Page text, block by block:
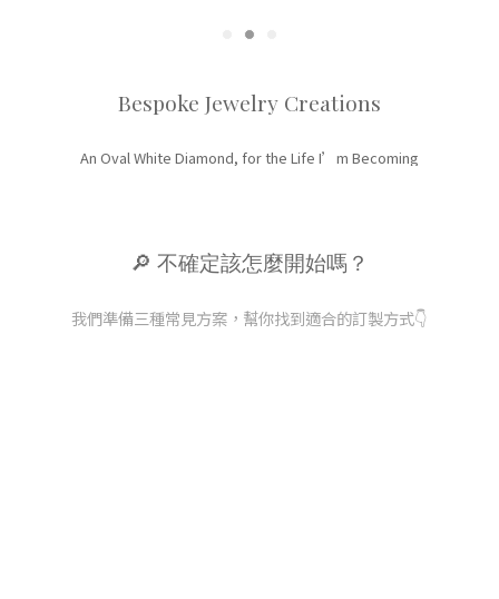
Bespoke Jewelry Creations
An Oval White Diamond, for the Life I’m Becoming
🔎 不確定該怎麼開始嗎？
我們準備三種常見方案，幫你找到適合的訂製方式👇